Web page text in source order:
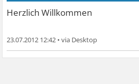
Herzlich Willkommen
23.07.2012 12:42 •